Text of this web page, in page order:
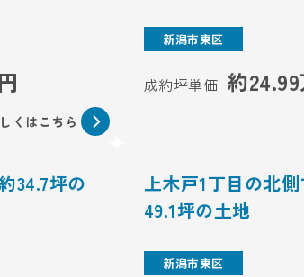
くはこちら
新潟市東区
成約坪単価 約
34.7坪の
上木戸1丁目の北
49.1坪の土地
新潟市東区